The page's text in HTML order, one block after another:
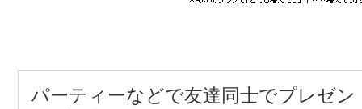
パーティーなどで友達同士でプレゼ